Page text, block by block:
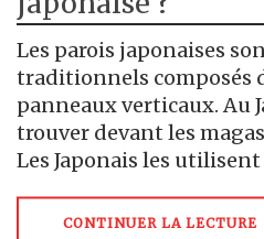
Les parois japonaises
traditionnels composés
panneaux verticaux. Au
trouver devant les
Les Japonais les
CONTINUER LA LECTURE